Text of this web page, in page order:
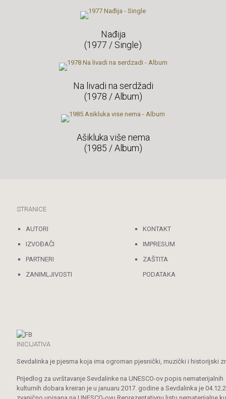
Nađija
(1977 / Single)
Na livadi na serdžadi
(1978 / Album)
Ašikluka više nema
(1985 / Album)
STRANICE
AUTORI
IZVOĐAČI
PARTNERI
ZANIMLJIVOSTI
KONTAKT
IMPRESUM
ZAŠTITA
PODATAKA
INICIJATIVA
Sevdalinka je pjesma koja ima ogroman pjesnički, muzički i historijski
Prijedlog za uvrštavanje Sevdalinke na UNESCO-ov popis nematerijalnih
kulturnih dobara kreiran je u januaru 2017. godine a Sevdalinka je